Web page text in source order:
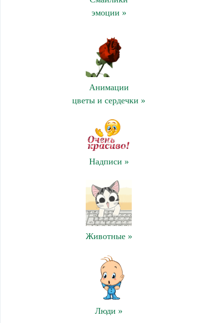
эмоции »
Анимации
цветы и сердечки »
Надписи »
Животные »
Люди »